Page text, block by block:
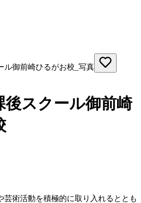
後スクール御前崎
芸術活動を積極的に取り入れるととも